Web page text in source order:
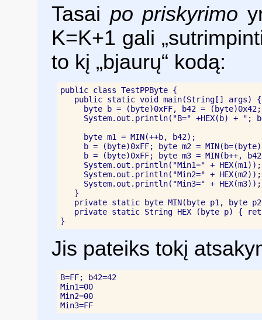
Tasai po priskyrimo
K=K+1 gali
to kį „bjaurų“ kodą:
public class TestPPByte {
   public static void main(String[] args) {
     byte b = (byte)0xFF, b42 = (byte)0x42;
System.out.println("B=" +HEX(b) + ";
     byte m1 = MIN(++b, b42);
b = (byte)0xFF; byte m2 =
b = (byte)0xFF; byte m3 = MIN(b++,
     System.out.println("Min1=" + HEX(m1));
     System.out.println("Min2=" + HEX(m2));
     System.out.println("Min3=" + HEX(m3));
   }
private static byte MIN(byte p1, byte
private static String HEX (byte p) {
Jis pateiks tokį
B=FF; b42=42
Min1=00
Min2=00
Min3=FF